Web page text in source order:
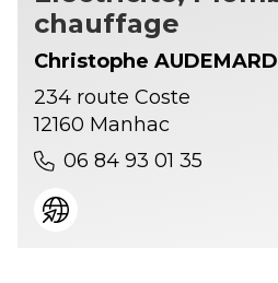
chauffage
Christophe AUDEMARD
234 route Coste
12160 Manhac
06 84 93 01 35